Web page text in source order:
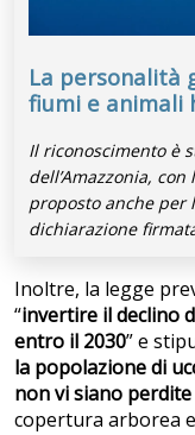
La personalità
fiumi e animali
Il riconoscimento è
dell’Amazzonia,
proposto anche per
dichiarazione
Inoltre, la legge
“invertire il declino
entro il 2030” e
la popolazione di
non vi siano
copertura arborea